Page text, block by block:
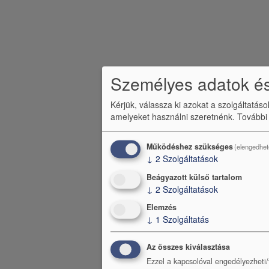
Személyes adatok
Kérjük, válassza ki azokat a
amelyeket használni szeretnénk.
Működéshez szükséges
↓ 2 Szolgáltatások
Beágyazott külső tartalom
↓ 2 Szolgáltatások
Elemzés
↓ 1 Szolgáltatás
Az összes kiválasztása
Ezzel a kapcsolóval